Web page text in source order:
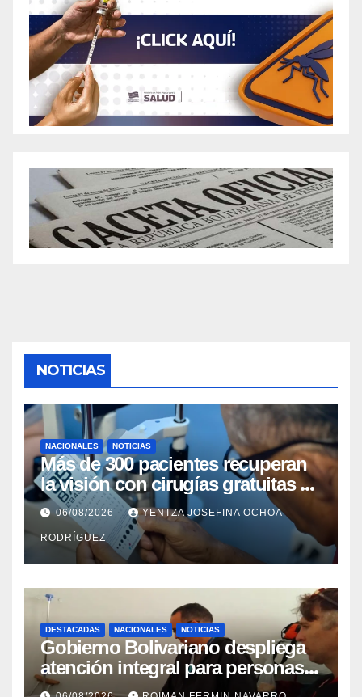
NOTICIAS
NACIONALES NOTICIAS
Más de 300 pacientes recuperan
la visión con cirugías gratuitas de
cataratas en Zulia
06/08/2026 YENTZA JOSEFINA OCHOA
RODRÍGUEZ
DESTACADAS NACIONALES NOTICIAS
Gobierno Bolivariano despliega
atención integral para personas
con discapacidad en